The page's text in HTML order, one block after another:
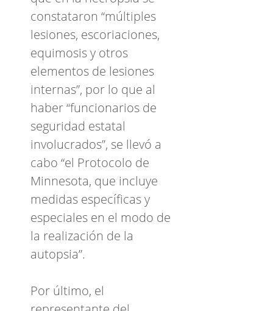
constataron “múltiples
lesiones, escoriaciones,
equimosis y otros
elementos de lesiones
internas”, por lo que al
haber “funcionarios de
seguridad estatal
involucrados”, se llevó a
cabo “el Protocolo de
Minnesota, que incluye
medidas específicas y
especiales en el modo de
la realización de la
autopsia”.
Por último, el